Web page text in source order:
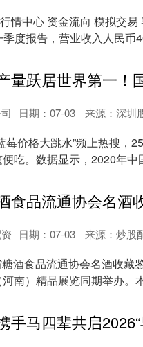
情中心 资金流向 模拟交易
季度报告，营业收入人民币
日期：07-03 来源：深圳
莓价格大跳水”频上热搜，
吃。数据显示，2020年中
日期：07-03 来源：炒股
酒食品流通协会名酒收藏
南）精品展览同期举办。